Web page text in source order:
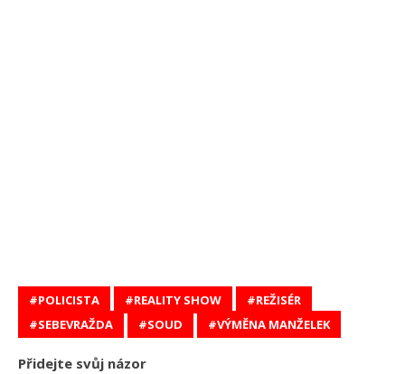
POLICISTA REALITY SHOW
REŽISÉR
SEBEVRAŽDA
SOUD VÝMĚNA MANŽELEK
Přidejte svůj názor